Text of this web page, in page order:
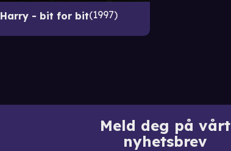
Harry - bit for bit 1997
Meld deg på vårt
nyhetsbrev